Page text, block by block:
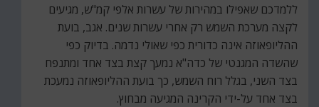
ללמדכם שאפילו במהירות של עשרות אלפי קמ"ש, מגיעים
לקצה מערכת השמש רק אחרי עשרות שנים. אגב, בועת
ההליופאוזה אינה כדורית כפי שאולי נדמה. בדיוק כפי
שהשדה המגנטי של כדה"א נמעך קצת בצד אחד ומתנפח
בצד השני, בגלל רוח השמש, כך בועת ההליופאוזה נמעכת
בצד אחד על-ידי הקרינה המגיעה מבחוץ.